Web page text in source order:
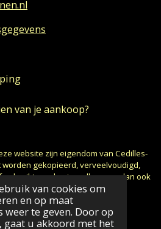
van cookies om
en op maat
te geven. Door op
gaat u akkoord met het
van je aankoop?
website zijn eigendom van Cedilles-
worden gekopieerd, verveelvoudigd,
worden in welke vorm dan ook
toestemming van de auteur.